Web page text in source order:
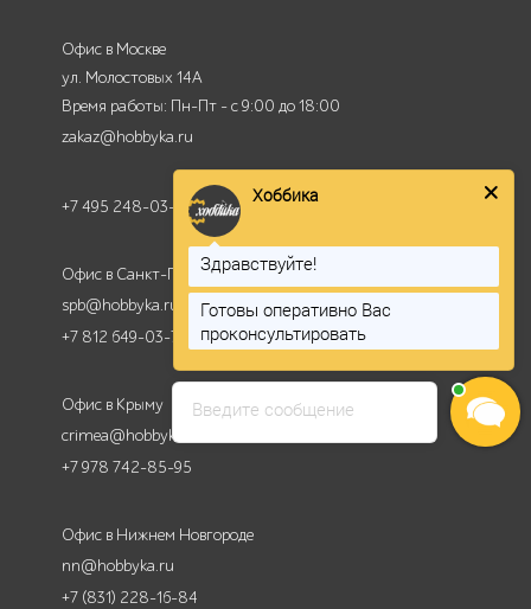
Офис в Москве
ул. Молостовых 14А
Время работы: Пн-Пт - с 9:00 до 18:00
zakaz@hobbyka.ru
+7 495 248-03-18
Офис в Санкт-Петербурге
spb@hobbyka.ru
+7 812 649-03-73
Офис в Крыму
crimea@hobbyka.ru
+7 978 742-85-95
Офис в Нижнем Новгороде
nn@hobbyka.ru
+7 (831) 228-16-84
Введите сообщение
Хоббика
Здравствуйте!
Готовы оперативно Вас
проконсультировать